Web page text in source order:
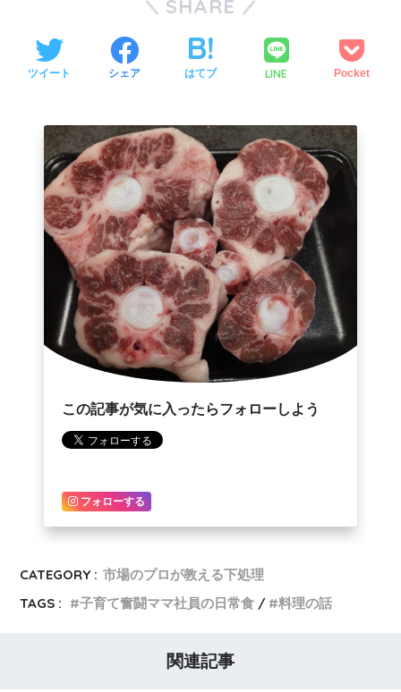
SHARE
ツイート シェア はてブ LINE Pocket
この記事が気に入ったらフォローしよう
フォローする
CATEGORY : 市場のプロが教える下処理
TAGS :
子育て奮闘ママ社員の日常食 料理の話
関連記事